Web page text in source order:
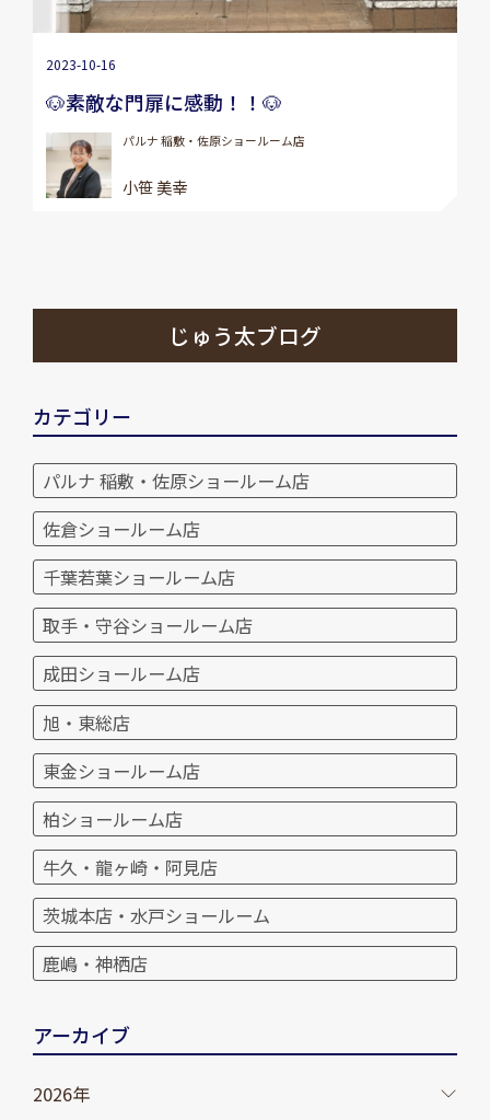
2023-10-16
🐶素敵な門扉に感動！！🐶
パルナ 稲敷・佐原ショールーム店
小笹 美幸
じゅう太ブログ
カテゴリー
パルナ 稲敷・佐原ショールーム店
佐倉ショールーム店
千葉若葉ショールーム店
取手・守谷ショールーム店
成田ショールーム店
旭・東総店
東金ショールーム店
柏ショールーム店
牛久・龍ヶ崎・阿見店
茨城本店・水戸ショールーム
鹿嶋・神栖店
アーカイブ
2026年